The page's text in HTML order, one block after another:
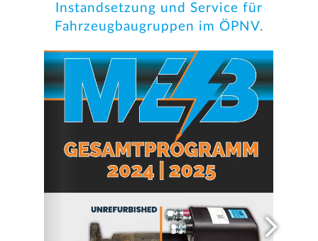
Instandsetzung und Service für
Fahrzeugbaugruppen im ÖPNV.